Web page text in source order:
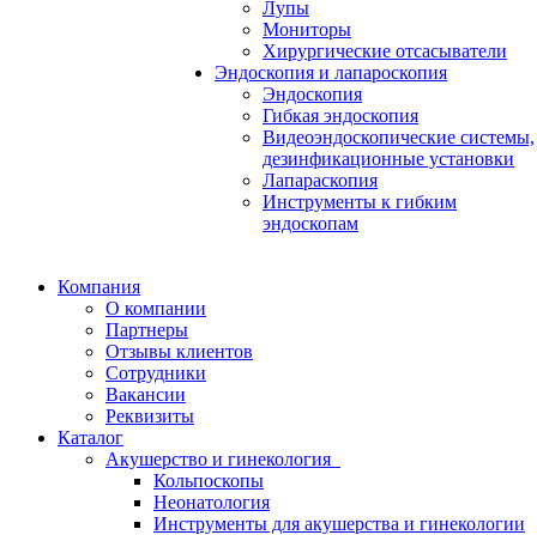
Лупы
Мониторы
Хирургические отсасыватели
Эндоскопия и лапароскопия
Эндоскопия
Гибкая эндоскопия
Видеоэндоскопические системы,
дезинфикационные установки
Лапараскопия
Инструменты к гибким
эндоскопам
Компания
О компании
Партнеры
Отзывы клиентов
Сотрудники
Вакансии
Реквизиты
Каталог
Акушерство и гинекология
Кольпоскопы
Неонатология
Инструменты для акушерства и гинекологии